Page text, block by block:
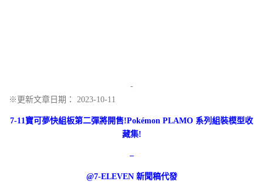
-
※更新文章日期： 2023-10-11
7-11寶可夢快組板第二彈將開售!Pokémon PLAMO 系列組裝模型收
藏集!
–
@7-ELEVEN 新聞稿代發